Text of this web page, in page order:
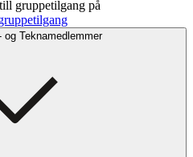
gruppetilgang på
og Teknamedlemmer